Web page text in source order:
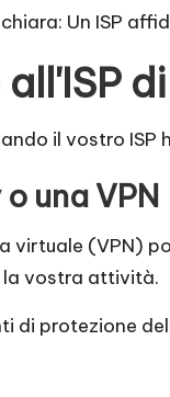
chiara: Un ISP
il vostro
una VPN
virtuale (VPN)
la vostra attività.
di protezione